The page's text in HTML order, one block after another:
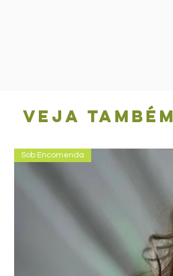
Veja também
Sob Encomenda